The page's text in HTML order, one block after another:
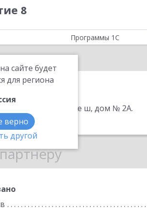
8
сайте будет
для региона
верно
другой
Программы 1С
г, Щёлковское ш, дом № 2А.
2984